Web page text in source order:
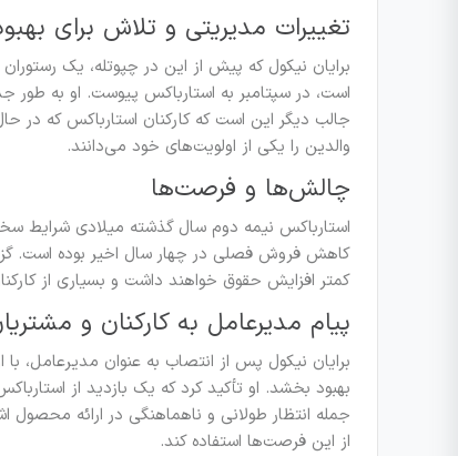
تغییرات مدیریتی و تلاش برای
برایان نیکول که پیش از این در چپوتله، یک
است، در سپتامبر به استارباکس پیوست. او به طور
جالب دیگر این است که کارکنان استارباکس که
والدین را یکی از اولویت‌های خود می‌دانند.
چالش‌ها و فرصت‌ها
استارباکس نیمه دوم سال گذشته میلادی
کاهش فروش فصلی در چهار سال اخیر بوده است.
کمتر افزایش حقوق خواهند داشت و بسیاری از کارکنان اداری تنها ۶۰ درصد از پاداش‌های خود
پیام مدیرعامل به کارکنان و
برایان نیکول پس از انتصاب به عنوان مدیرعامل، با
بهبود بخشد. او تأکید کرد که یک بازدید از
جمله انتظار طولانی و ناهماهنگی در ارائه
از این فرصت‌ها استفاده کند.